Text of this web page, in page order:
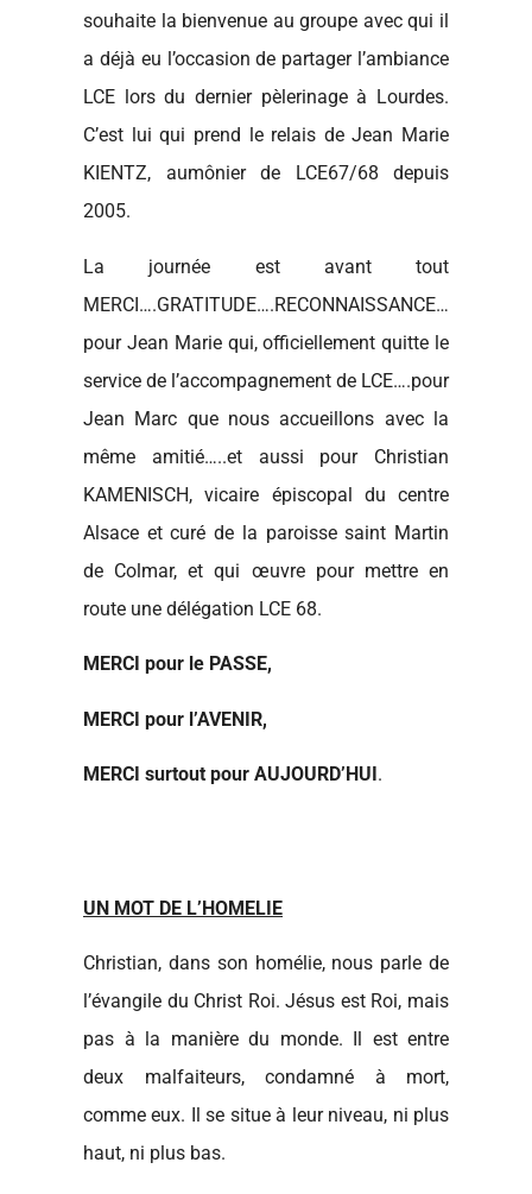
souhaite la bienvenue au groupe avec qui il
a déjà eu l’occasion de partager l’ambiance
LCE lors du dernier pèlerinage à Lourdes.
C’est lui qui prend le relais de Jean Marie
KIENTZ, aumônier de LCE67/68 depuis
2005.
La journée est avant tout
MERCI….GRATITUDE….RECONNAISSANCE…
pour Jean Marie qui, officiellement quitte le
service de l’accompagnement de LCE….pour
Jean Marc que nous accueillons avec la
même amitié…..et aussi pour Christian
KAMENISCH, vicaire épiscopal du centre
Alsace et curé de la paroisse saint Martin
de Colmar, et qui œuvre pour mettre en
route une délégation LCE 68.
MERCI pour le PASSE,
MERCI pour l’AVENIR,
MERCI surtout pour AUJOURD’HUI.
UN MOT DE L’HOMELIE
Christian, dans son homélie, nous parle de
l’évangile du Christ Roi. Jésus est Roi, mais
pas à la manière du monde. Il est entre
deux malfaiteurs, condamné à mort,
comme eux. Il se situe à leur niveau, ni plus
haut, ni plus bas.